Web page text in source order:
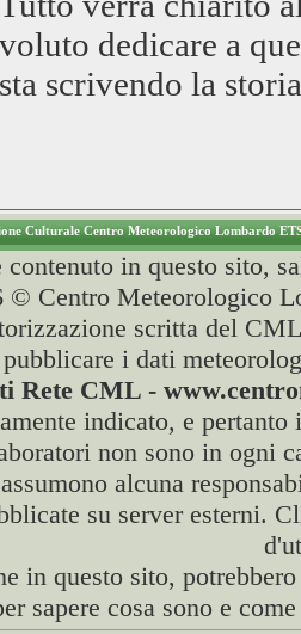
voluto dedicare a
sta scrivendo la
Culturale Centro Meteorologico Lombardo
in questo sito,
© Centro Meteorologico
scritta del
i dati
Rete CML -
indicato, e
non sono in ogni
alcuna
su server esterni.
in questo sito,
sapere cosa sono e